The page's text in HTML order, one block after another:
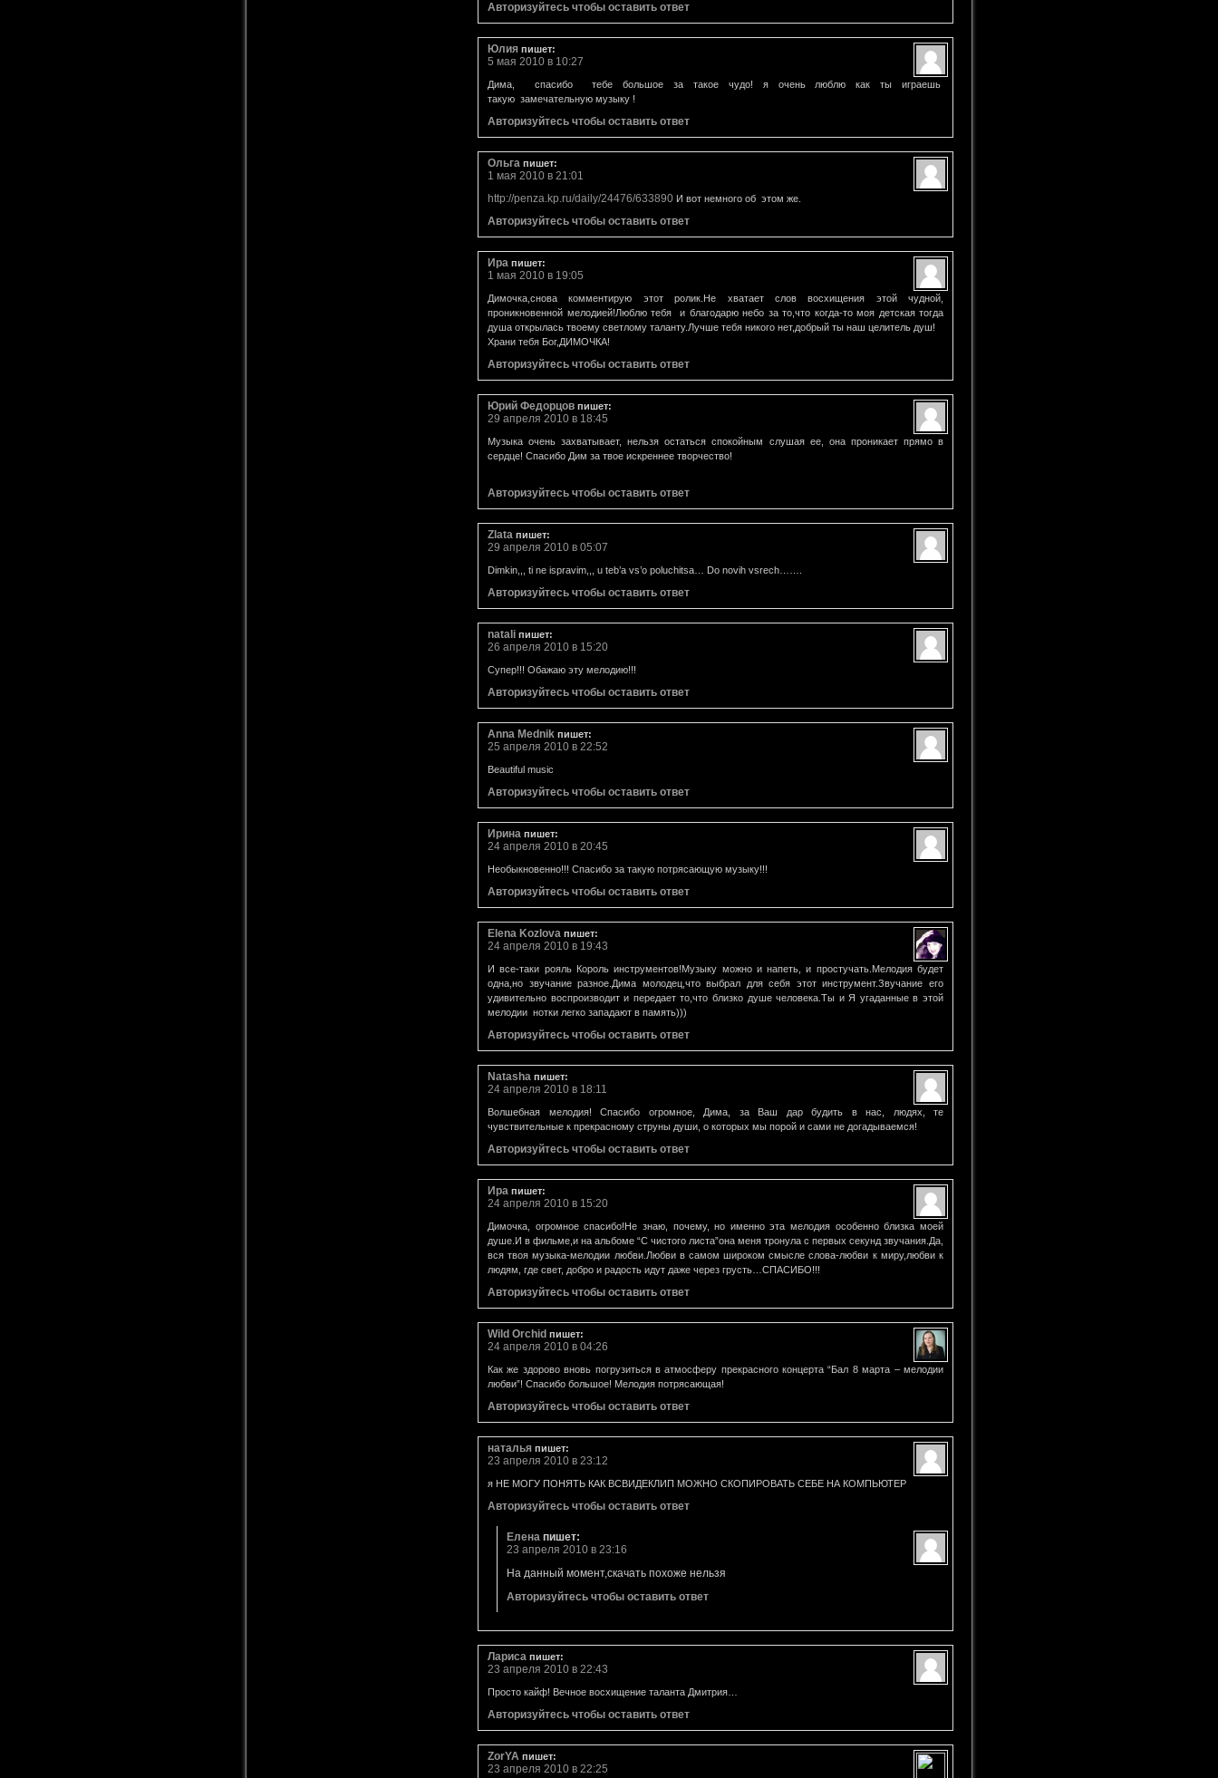
Авторизуйтесь чтобы оставить ответ
Юлия пишет:
5 мая 2010 в 10:27
Дима, спасибо тебе большое за такое чудо! я очень люблю как ты играешь
такую замечательную музыку !
Авторизуйтесь чтобы оставить ответ
Ольга пишет:
1 мая 2010 в 21:01
http://penza.kp.ru/daily/24476/633890 И вот немного об этом же.
Авторизуйтесь чтобы оставить ответ
Ира пишет:
1 мая 2010 в 19:05
Димочка,снова комментирую этот ролик.Не хватает слов восхищения этой чудной,
проникновенной мелодией!Люблю тебя и благодарю небо за то,что когда-то моя детская тогда
душа открылась твоему светлому таланту.Лучше тебя никого нет,добрый ты наш целитель душ!
Храни тебя Бог,ДИМОЧКА!
Авторизуйтесь чтобы оставить ответ
Юрий Федорцов пишет:
29 апреля 2010 в 18:45
Музыка очень захватывает, нельзя остаться спокойным слушая ее, она проникает прямо в
сердце! Спасибо Дим за твое искреннее творчество!
Авторизуйтесь чтобы оставить ответ
Zlata пишет:
29 апреля 2010 в 05:07
Dimkin,,, ti ne ispravim,,, u teb’a vs’o poluchitsa… Do novih vsrech…….
Авторизуйтесь чтобы оставить ответ
natali пишет:
26 апреля 2010 в 15:20
Супер!!! Обажаю эту мелодию!!!
Авторизуйтесь чтобы оставить ответ
Anna Mednik пишет:
25 апреля 2010 в 22:52
Beautiful music
Авторизуйтесь чтобы оставить ответ
Ирина пишет:
24 апреля 2010 в 20:45
Необыкновенно!!! Спасибо за такую потрясающую музыку!!!
Авторизуйтесь чтобы оставить ответ
Elena Kozlova пишет:
24 апреля 2010 в 19:43
И все-таки рояль Король инструментов!Музыку можно и напеть, и простучать.Мелодия будет
одна,но звучание разное.Дима молодец,что выбрал для себя этот инструмент.Звучание его
удивительно воспроизводит и передает то,что близко душе человека.Ты и Я угаданные в этой
мелодии нотки легко западают в память)))
Авторизуйтесь чтобы оставить ответ
Natasha пишет:
24 апреля 2010 в 18:11
Волшебная мелодия! Спасибо огромное, Дима, за Ваш дар будить в нас, людях, те
чувствительные к прекрасному струны души, о которых мы порой и сами не догадываемся!
Авторизуйтесь чтобы оставить ответ
Ира пишет:
24 апреля 2010 в 15:20
Димочка, огромное спасибо!Не знаю, почему, но именно эта мелодия особенно близка моей
душе.И в фильме,и на альбоме “С чистого листа”она меня тронула с первых секунд звучания.Да,
вся твоя музыка-мелодии любви.Любви в самом широком смысле слова-любви к миру,любви к
людям, где свет, добро и радость идут даже через грусть…СПАСИБО!!!
Авторизуйтесь чтобы оставить ответ
Wild Orchid пишет:
24 апреля 2010 в 04:26
Как же здорово вновь погрузиться в атмосферу прекрасного концерта “Бал 8 марта – мелодии
любви”! Спасибо большое! Мелодия потрясающая!
Авторизуйтесь чтобы оставить ответ
наталья пишет:
23 апреля 2010 в 23:12
я НЕ МОГУ ПОНЯТЬ КАК ВСВИДЕКЛИП МОЖНО СКОПИРОВАТЬ СЕБЕ НА КОМПЬЮТЕР
Авторизуйтесь чтобы оставить ответ
Елена пишет:
23 апреля 2010 в 23:16
На данный момент,скачать похоже нельзя
Авторизуйтесь чтобы оставить ответ
Лариса пишет:
23 апреля 2010 в 22:43
Просто кайф! Вечное восхищение таланта Дмитрия…
Авторизуйтесь чтобы оставить ответ
ZorYA пишет:
23 апреля 2010 в 22:25